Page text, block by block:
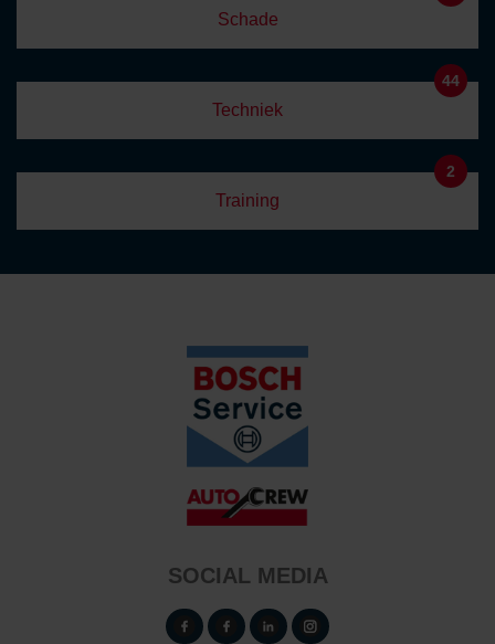
Schade
Techniek
44
Training
2
SOCIAL MEDIA